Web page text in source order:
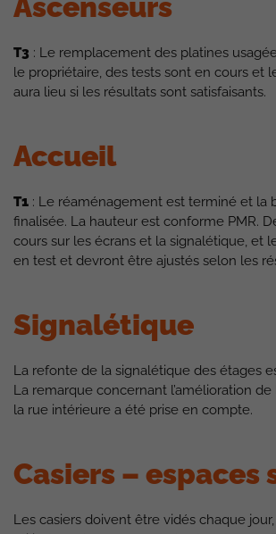
Ascenseurs
T3 : Le remplacement des platines
le propriétaire, des tests sont en cours et
aura lieu si les résultats sont satisfaisants.
Accueil
T1 : Le réaménagement est terminé et la
finalisée. La hauteur est conforme PMR.
cours sur les écrans et la signalétique, et
en test et devront être ajustés selon les
Signalétique
La refonte de la signalétique des étages
La remarque concernant l’amélioration
la rue intérieure a été prise en compte.
Casiers – espaces
Les casiers doivent être vidés chaque